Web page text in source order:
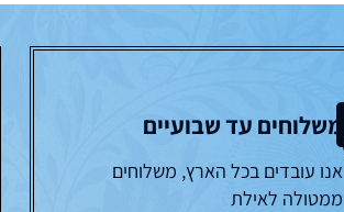
משלוחים עד שבועיים
אנו עובדים בכל הארץ, משלוחים
ממטולה לאילת